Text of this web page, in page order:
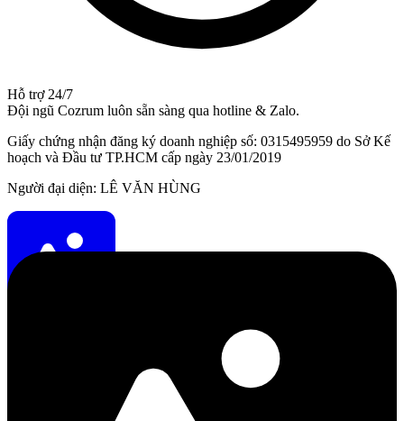
Hỗ trợ 24/7
Đội ngũ Cozrum luôn sẵn sàng qua hotline & Zalo.
Giấy chứng nhận đăng ký doanh nghiệp số: 0315495959 do Sở Kế
hoạch và Đầu tư TP.HCM cấp ngày 23/01/2019
Người đại diện: LÊ VĂN HÙNG